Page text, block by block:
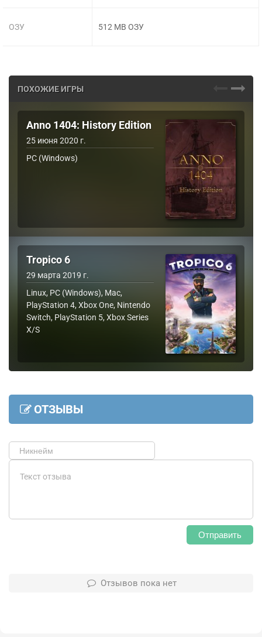
ОЗУ 512 MB ОЗУ
ПОХОЖИЕ ИГРЫ
Anno 1404: History Edition
25 июня 2020 г.
PC (Windows)
Tropico 6
29 марта 2019 г.
Linux, PC (Windows), Mac,
PlayStation 4, Xbox One, Nintendo
Switch, PlayStation 5, Xbox Series
X/S
ОТЗЫВЫ
Отправить
Отзывов пока нет